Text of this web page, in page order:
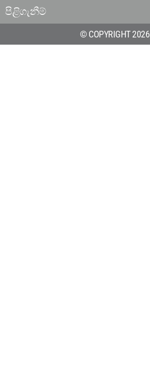
පිළිගැනීම්
© COPYRIGHT 2026